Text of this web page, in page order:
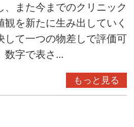
、また今までのクリニック
を新たに生み出していく
して一つの物差しで評価可
数字で表さ...
もっと見る